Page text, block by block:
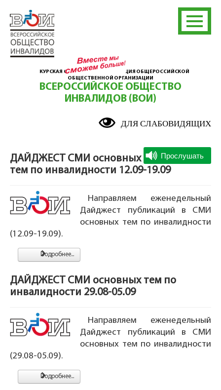
КУРСКАЯ ОБЛАСТНАЯ ОРГАНИЗАЦИЯ ОБЩЕРОССИЙСКОЙ
ОБЩЕСТВЕННОЙ ОРГАНИЗАЦИИ
ВСЕРОССИЙСКОЕ ОБЩЕСТВО
ИНВАЛИДОВ (ВОИ)
ДЛЯ СЛАБОВИДЯЩИХ
ДАЙДЖЕСТ СМИ основных
тем по инвалидности 12.09-19.09
Направляем еженедельный
Дайджест публикаций в СМИ
основных тем по инвалидности
(12.09-19.09).
Подробнее...
ДАЙДЖЕСТ СМИ основных тем по
инвалидности 29.08-05.09
Направляем еженедельный
Дайджест публикаций в СМИ
основных тем по инвалидности
(29.08-05.09).
Подробнее...